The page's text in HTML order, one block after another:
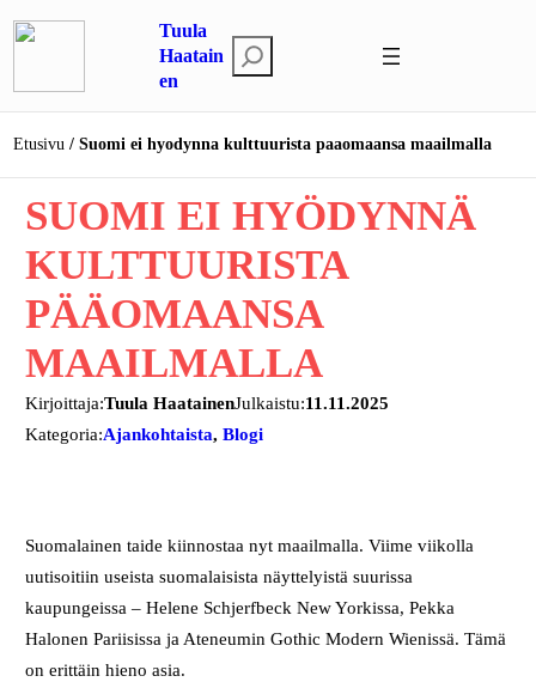
sisältöön
Tuula
Haatain
en
t
s
i
Etusivu Suomi ei hyodynna kulttuurista paaomaansa maailmalla
SUOMI EI HYÖDYNNÄ
KULTTUURISTA
PÄÄOMAANSA
MAAILMALLA
Kirjoittaja:Tuula HaatainenJulkaistu:11.11.2025
Kategoria:Ajankohtaista, Blogi
Suomalainen taide kiinnostaa nyt maailmalla. Viime viikolla
uutisoitiin useista suomalaisista näyttelyistä suurissa
kaupungeissa – Helene Schjerfbeck New Yorkissa, Pekka
Halonen Pariisissa ja Ateneumin Gothic Modern Wienissä. Tämä
on erittäin hieno asia.